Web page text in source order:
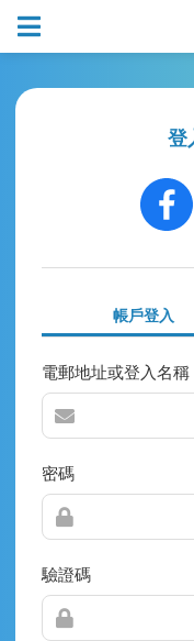
登
帳戶登入
電郵地址或登入名稱
密碼
驗證碼